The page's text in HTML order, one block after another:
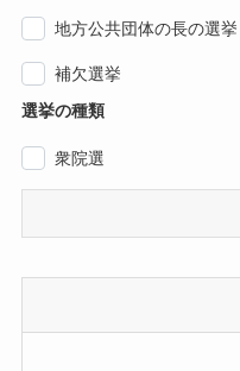
地方公共団体の長の選挙
補欠選挙
選挙の種類
衆院選